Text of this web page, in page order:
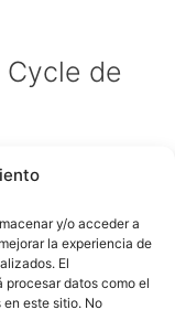
y/o acceder a
la experiencia de
El
datos como el
este sitio. No
esta guÃ­a
ni
y opciones
estas
revisar
para
de
del
la madurez
2022.